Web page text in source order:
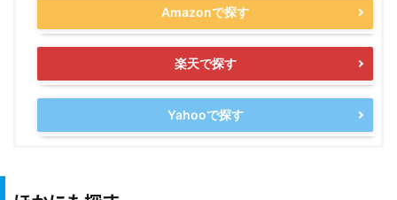
Amazonで探す
楽天で探す
Yahooで探す